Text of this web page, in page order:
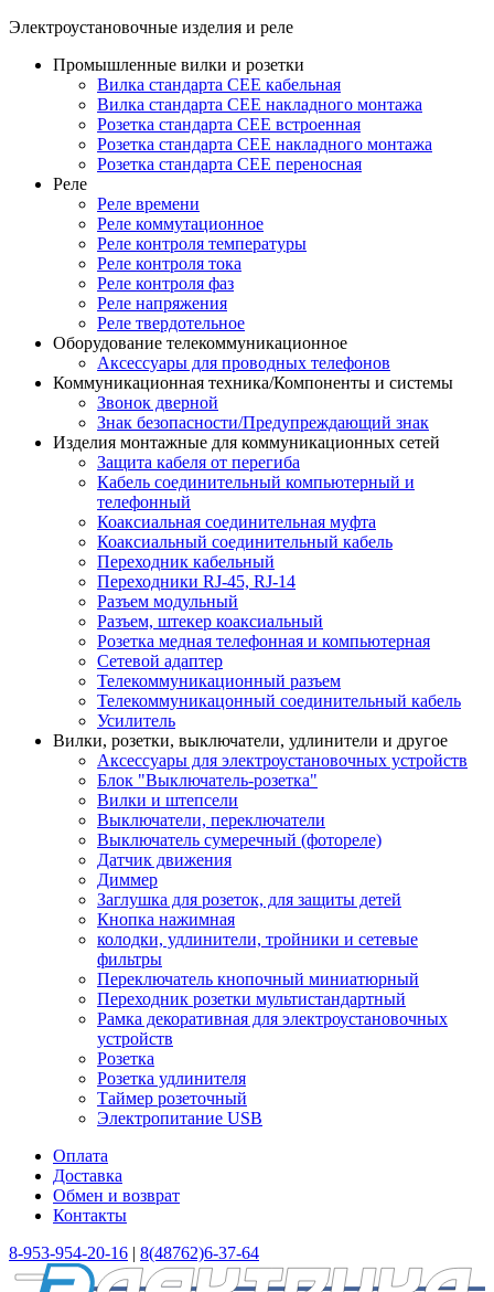
Электроустановочные изделия и реле
Промышленные вилки и розетки
Вилка стандарта CEE кабельная
Вилка стандарта CEE накладного монтажа
Розетка стандарта CEE встроенная
Розетка стандарта СЕЕ накладного монтажа
Розетка стандарта СЕЕ переносная
Реле
Реле времени
Реле коммутационное
Реле контроля температуры
Реле контроля тока
Реле контроля фаз
Реле напряжения
Реле твердотельное
Оборудование телекоммуникационное
Аксессуары для проводных телефонов
Коммуникационная техника/Компоненты и системы
Звонок дверной
Знак безопасности/Предупреждающий знак
Изделия монтажные для коммуникационных сетей
Защита кабеля от перегиба
Кабель соединительный компьютерный и
телефонный
Коаксиальная соединительная муфта
Коаксиальный соединительный кабель
Переходник кабельный
Переходники RJ-45, RJ-14
Разъем модульный
Разъем, штекер коаксиальный
Розетка медная телефонная и компьютерная
Сетевой адаптер
Телекоммуникационный разъем
Телекоммуникацонный соединительный кабель
Усилитель
Вилки, розетки, выключатели, удлинители и другое
Аксессуары для электроустановочных устройств
Блок "Выключатель-розетка"
Вилки и штепсели
Выключатели, переключатели
Выключатель сумеречный (фотореле)
Датчик движения
Диммер
Заглушка для розеток, для защиты детей
Кнопка нажимная
колодки, удлинители, тройники и сетевые
фильтры
Переключатель кнопочный миниатюрный
Переходник розетки мультистандартный
Рамка декоративная для электроустановочных
устройств
Розетка
Розетка удлинителя
Таймер розеточный
Электропитание USB
Оплата
Доставка
Обмен и возврат
Контакты
8-953-954-20-16 | 8(48762)6-37-64